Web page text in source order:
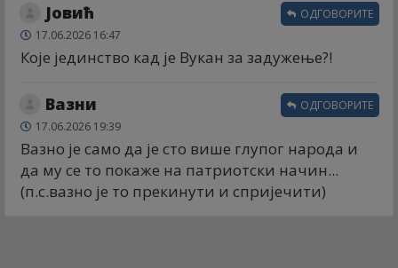
Јовић
17.06.2026 16:47
Које јединство кад је Вукан за задужење?!
ОДГОВОРИТЕ
Вазни
17.06.2026 19:39
Вазно је само да је сто више глупог народа и
да му се то покаже на патриотски начин...
(п.с.вазно је то прекинути и спријечити)
ОДГОВОРИТЕ